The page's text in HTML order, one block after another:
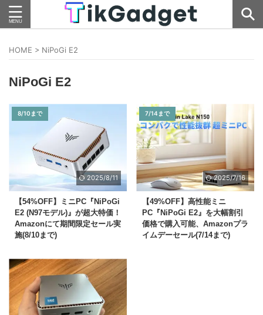
HOME > NiPoGi E2
NiPoGi E2
8/10まで
2025/8/11
【54%OFF】ミニPC『NiPoGi
E2 (N97モデル)』が超大特価！
Amazonにて期間限定セール実
施(8/10まで)
7/14まで
2025/7/16
【49%OFF】高性能ミニ
PC『NiPoGi E2』を大幅割引
価格で購入可能、Amazonプラ
イムデーセール(7/14まで)